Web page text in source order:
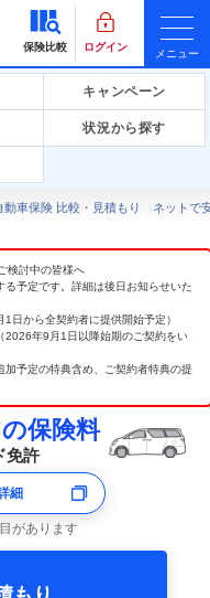
保険比較 ログイン
メニュー
キャンペーン
状況から探す
動車保険 比較・見積もり ネットで
討中の皆様へ
予定です。詳細は後日お知らせいた
日から全契約者に提供開始予定）
2026年9月1日以降始期のご契約をい
予定の特典含め、ご契約者特典の提
保険料
免許
細
があります